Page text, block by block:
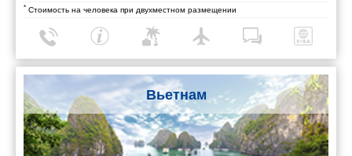
* Стоимость на человека при двухместном размещении
Вьетнам